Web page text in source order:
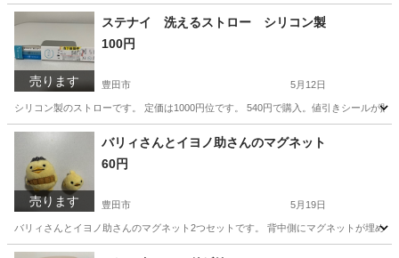
愛知 豊田市 その他 扇子
売ります
ステナイ 洗えるストロー シリコン製
100円
豊田市 5月12日
シリコン製のストローです。 定価は1000円位です。 540円で購入。値引きシールが
愛知 豊田市 食器 譲り
売ります
バリィさんとイヨノ助さんのマグネット
60円
豊田市 5月19日
バリィさんとイヨノ助さんのマグネット2つセットです。 背中側にマグネットが埋め
愛知 豊田市 バリィさん